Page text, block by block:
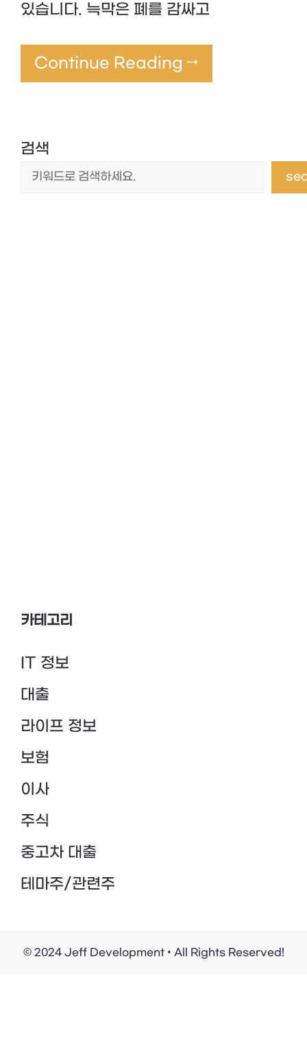
있습니다. 늑막은 폐를 감싸고
Continue Reading →
검색
카테고리
IT 정보
대출
라이프 정보
보험
이사
주식
중고차 대출
테마주/관련주
© 2024 Jeff Development • All Rights Reserved!